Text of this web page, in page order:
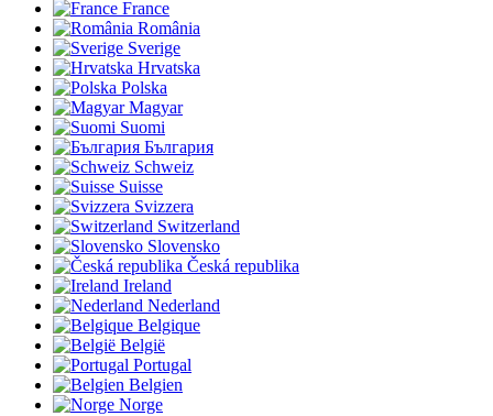
France
România
Sverige
Hrvatska
Polska
Magyar
Suomi
България
Schweiz
Suisse
Svizzera
Switzerland
Slovensko
Česká republika
Ireland
Nederland
Belgique
België
Portugal
Belgien
Norge